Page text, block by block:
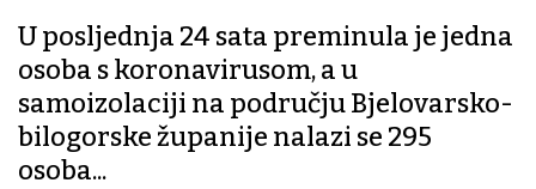
U posljednja 24 sata preminula je jedna
osoba s koronavirusom, a u
samoizolaciji na području Bjelovarsko-
bilogorske županije nalazi se 295
osoba...